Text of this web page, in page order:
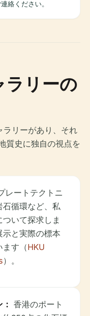
絡ください。
ラリーの
リーがあり、それ
質史に独自の視点を
レートテクトニ
石循環など、私
いて探求しま
と実際の標本
ます（HKU
）。
香港のポート